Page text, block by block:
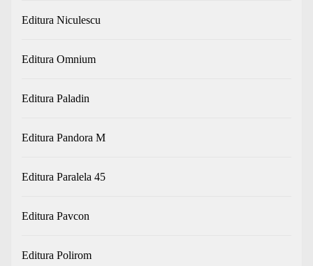
Editura Niculescu
Editura Omnium
Editura Paladin
Editura Pandora M
Editura Paralela 45
Editura Pavcon
Editura Polirom